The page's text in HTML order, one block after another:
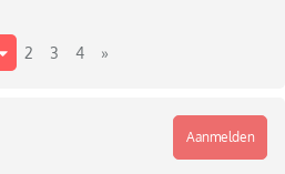
2 3 4 »
Aanmelden